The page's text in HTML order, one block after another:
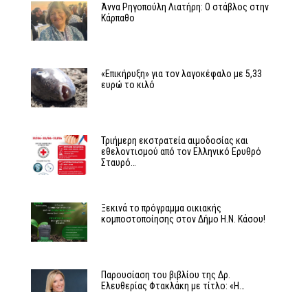
Άννα Ρηγοπούλη Λιατήρη: Ο στάβλος στην
Κάρπαθο
«Επικήρυξη» για τον λαγοκέφαλο με 5,33
ευρώ το κιλό
Τριήμερη εκστρατεία αιμοδοσίας και
εθελοντισμού από τον Ελληνικό Ερυθρό
Σταυρό…
Ξεκινά το πρόγραμμα οικιακής
κομποστοποίησης στον Δήμο Η.Ν. Κάσου!
Παρουσίαση του βιβλίου της Δρ.
Ελευθερίας Φτακλάκη με τίτλο: «Η…